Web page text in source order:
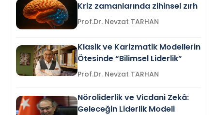
Kriz zamanlarında zihinsel zırh
Prof.Dr. Nevzat TARHAN
Klasik ve Karizmatik Modellerin
Ötesinde “Bilimsel Liderlik”
Prof.Dr. Nevzat TARHAN
Nöroliderlik ve Vicdani Zekâ:
Geleceğin Liderlik Modeli